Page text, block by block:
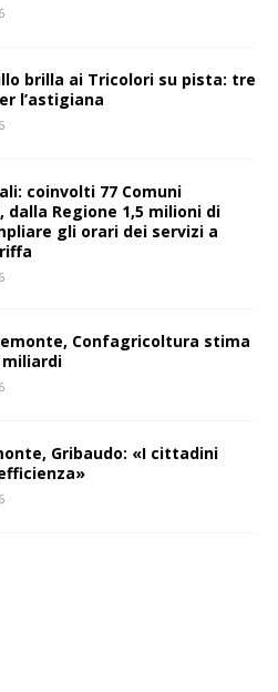
brilla ai Tricolori su pista: tre
l’astigiana
coinvolti 77 Comuni
dalla Regione 1,5 milioni di
gli orari dei servizi a
Confagricoltura stima
miliardi
Gribaudo: «I cittadini